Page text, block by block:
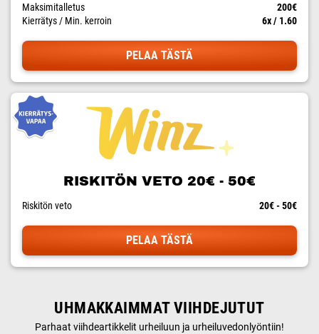
Maksimitalletus
200€
Kierrätys / Min. kerroin
6x / 1.60
PELAA TÄSTÄ
RISKITÖN VETO 20€ - 50€
Riskitön veto 20€ - 50€
PELAA TÄSTÄ
UHMAKKAIMMAT VIIHDEJUTUT
Parhaat viihdeartikkelit urheiluun ja urheiluvedonlyöntiin!